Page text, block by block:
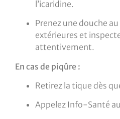
l’icaridine.
Prenez une douche
extérieures et
attentivement.
En cas de piqûre :
Retirez la tique dès
Appelez Info-Santé au